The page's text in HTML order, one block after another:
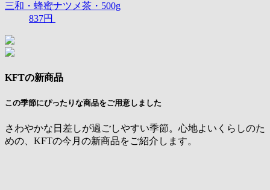
三和・蜂蜜ナツメ茶・500g
837円
KFTの新商品
この季節にぴったりな商品をご用意しました
さわやかな日差しが過ごしやすい季節。心地よいくらしのた
めの、KFTの今月の新商品をご紹介します。